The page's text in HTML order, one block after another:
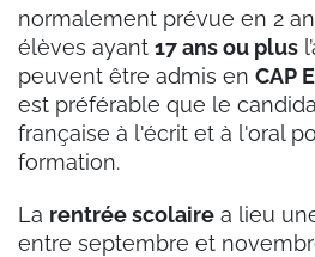
normalement prévue en 2
élèves ayant 17 ans ou plus
peuvent être admis en CAP
est préférable que le
française à l'écrit et à l'oral
formation.
La rentrée scolaire a lieu
entre septembre et